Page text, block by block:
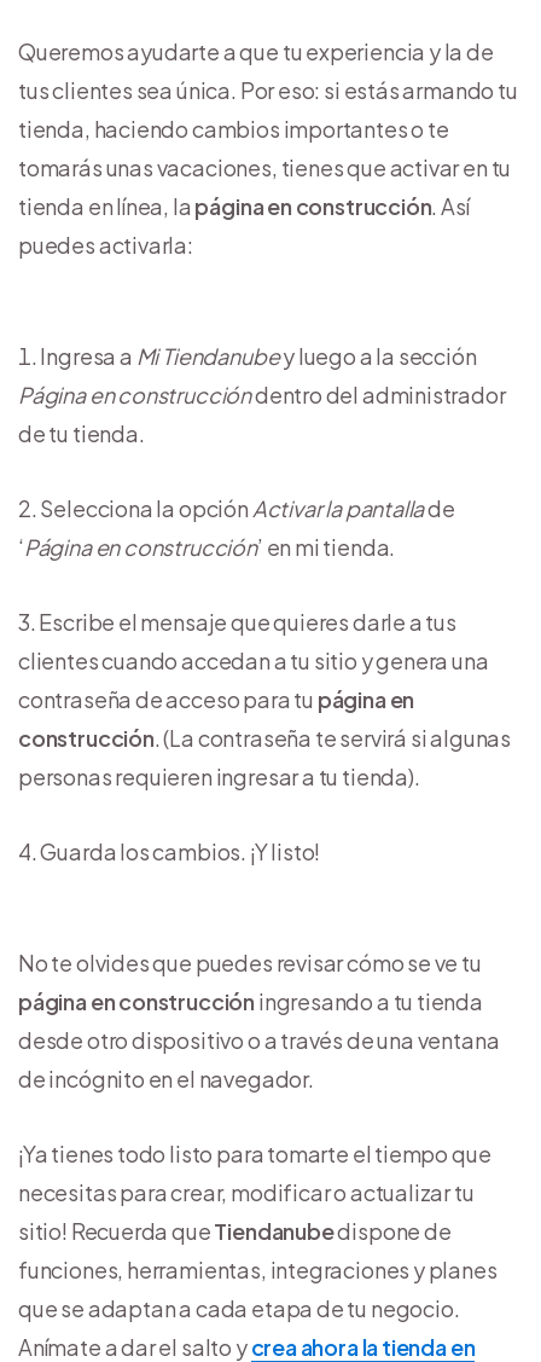
Queremos ayudarte a que tu experiencia y la de
tus clientes sea única. Por eso: si estás armando tu
tienda, haciendo cambios importantes o te
tomarás unas vacaciones, tienes que activar en tu
tienda en línea, la página en construcción. Así
puedes activarla:
Ingresa a Mi Tiendanubey luego a la sección
Página en construccióndentro del administrador
de tu tienda.
Selecciona la opción Activar la pantallade
‘Página en construcción’ en mi tienda.
Escribe el mensaje que quieres darle a tus
clientes cuando accedan a tu sitio y genera una
contraseña de acceso para tu página en
construcción. (La contraseña te servirá si algunas
personas requieren ingresar a tu tienda).
Guarda los cambios. ¡Y listo!
No te olvides que puedes revisar cómo se ve tu
página en construcción ingresando a tu tienda
desde otro dispositivo o a través de una ventana
de incógnito en el navegador.
¡Ya tienes todo listo para tomarte el tiempo que
necesitas para crear, modificar o actualizar tu
sitio! Recuerda queTiendanubedispone de
funciones, herramientas, integraciones y planes
que se adaptan a cada etapa de tu negocio.
Anímate a dar el salto ycrea ahora la tienda en